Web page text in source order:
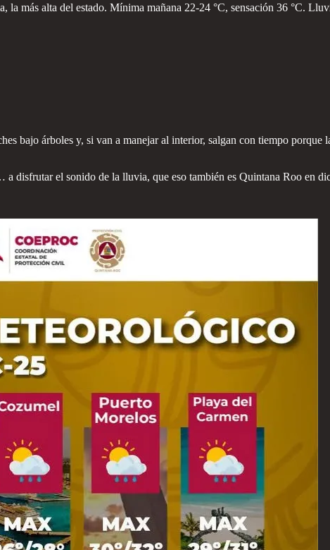
la más alta del estado. Mínima mañana 22-24 °C, sensación 36 °C.
bajo árboles y, si van a manejar al interior, salgan con tiempo
disfrutar el sonido de la lluvia, que eso también es Quintana Roo en